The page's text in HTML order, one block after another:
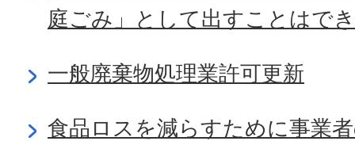
庭ごみ」として出すことはで
一般廃棄物処理業許可更新
食品ロスを減らすために事業